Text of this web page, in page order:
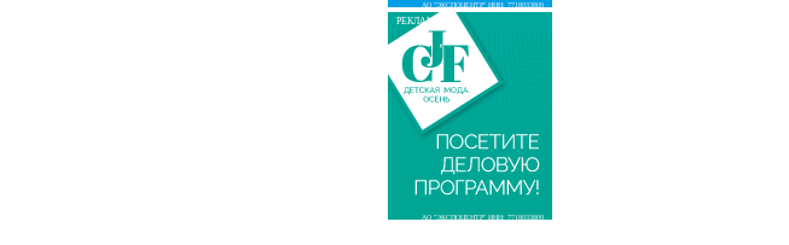
АО "ЭКСПОЦЕНТР" ИНН: 7718033809
РЕКЛАМА
АО "ЭКСПОЦЕНТР" ИНН: 7718033809